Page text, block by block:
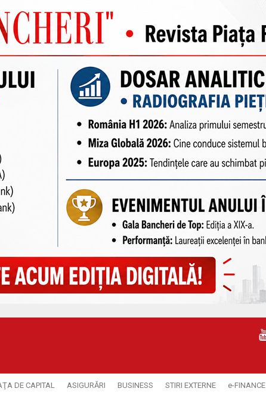
DE CAPITAL ASIGURĂRI BUSINESS STIRI EXTERNE e-FINANCE